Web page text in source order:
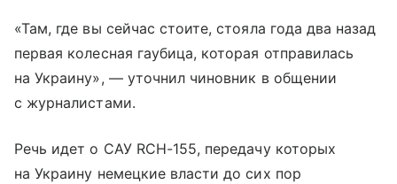
«Там, где вы сейчас стоите, стояла года два назад
первая колесная гаубица, которая отправилась
на Украину», — уточнил чиновник в общении
с журналистами.
Речь идет о САУ RCH-155, передачу которых
на Украину немецкие власти до сих пор